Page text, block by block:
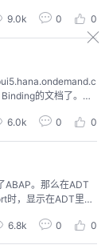
9.0k 0 0
的文档了。下
系列文章，一共包
的实现：第6篇文
6.0k 0 0
ABAP。那么在ADT
时，显示在ADT里的
到ABAP后台：/sap/
一个pad文件：这
6.8k 0 0